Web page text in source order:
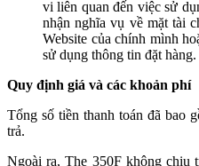
vi liên quan đến việc sử
nhận nghĩa vụ về mặt tài
Website của chính mình
sử dụng thông tin đặt hàng.
Quy định giá và các khoản phí
Tổng số tiền thanh toán đã bao
trả.
Ngoài ra, The 350F không chịu